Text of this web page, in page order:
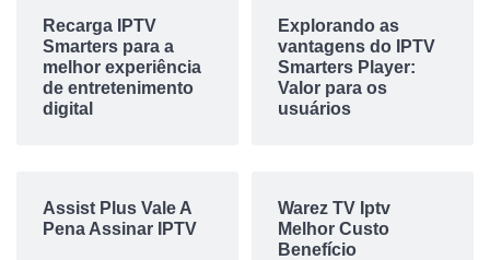
Recarga IPTV
Smarters para a
melhor experiência
de entretenimento
digital
Explorando as
vantagens do IPTV
Smarters Player:
Valor para os
usuários
Assist Plus Vale A
Pena Assinar IPTV
Warez TV Iptv
Melhor Custo
Benefício